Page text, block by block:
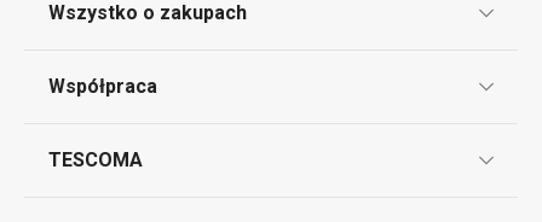
Bony podarunkowe
Wszystko o zakupach
Dostawa i sposoby płatności
Współpraca
TESCOMA